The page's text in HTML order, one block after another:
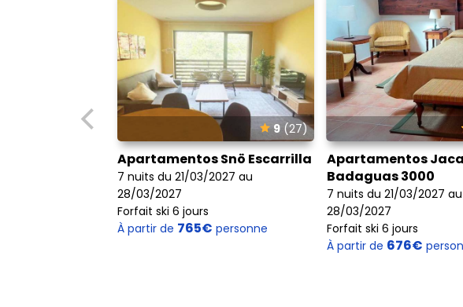
9(27)
Apartamentos Snö Escarrilla
7 nuits du 21/03/2027 au
28/03/2027
Forfait ski 6 jours
À partir de 765€ personne
Apartamentos
Badaguas 3000
7 nuits du 21/03/2027 au
28/03/2027
Forfait ski 6 jours
À partir de 676€